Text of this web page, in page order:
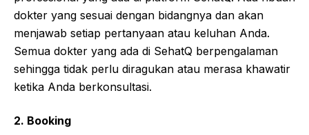
dokter yang sesuai dengan bidangnya dan akan
menjawab setiap pertanyaan atau keluhan Anda.
Semua dokter yang ada di SehatQ berpengalaman
sehingga tidak perlu diragukan atau merasa khawatir
ketika Anda berkonsultasi.
2. Booking